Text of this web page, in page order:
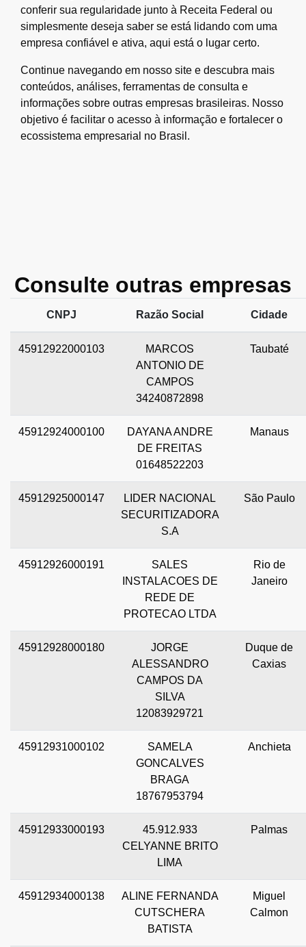
conferir sua regularidade junto à Receita Federal ou
simplesmente deseja saber se está lidando com uma
empresa confiável e ativa, aqui está o lugar certo.
Continue navegando em nosso site e descubra mais
conteúdos, análises, ferramentas de consulta e
informações sobre outras empresas brasileiras. Nosso
objetivo é facilitar o acesso à informação e fortalecer o
ecossistema empresarial no Brasil.
Consulte outras empresas
CNPJ Razão Social Cidade
45912922000103
MARCOS
ANTONIO DE
CAMPOS
34240872898
Taubaté
45912924000100
DAYANA ANDRE
DE FREITAS
01648522203
Manaus
45912925000147
LIDER NACIONAL
SECURITIZADORA
S.A
São Paulo
45912926000191
SALES
INSTALACOES DE
REDE DE
PROTECAO LTDA
Rio de
Janeiro
45912928000180
JORGE
ALESSANDRO
CAMPOS DA
SILVA
12083929721
Duque de
Caxias
45912931000102
SAMELA
GONCALVES
BRAGA
18767953794
Anchieta
45912933000193
45.912.933
CELYANNE BRITO
LIMA
Palmas
45912934000138
ALINE FERNANDA
CUTSCHERA
BATISTA
Miguel
Calmon